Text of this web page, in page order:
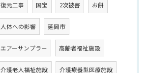
復元工事 国宝 2次被害 お餅
人体への影響 延岡市
エアーサンプラー 高齢者福祉施設
介護老人福祉施設 介護療養型医療施設